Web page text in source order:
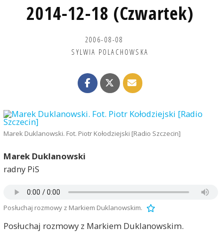
2014-12-18 (Czwartek)
2006-08-08
SYLWIA POLACHOWSKA
Marek Duklanowski. Fot. Piotr Kołodziejski [Radio Szczecin]
Marek Duklanowski
radny PiS
Posłuchaj rozmowy z Markiem Duklanowskim.
Posłuchaj rozmowy z Markiem Duklanowskim.